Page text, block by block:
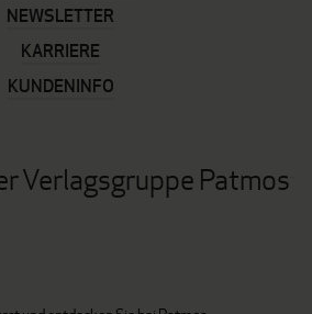
NEWSLETTER
KARRIERE
KUNDENINFO
Verlagsgruppe Patmos